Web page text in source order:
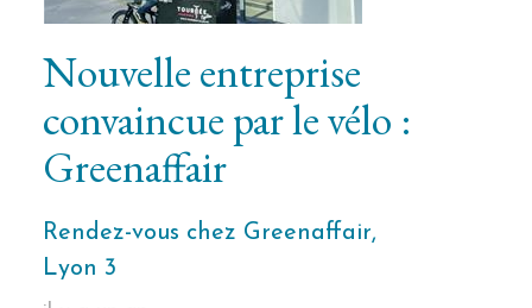
Nouvelle entreprise
convaincue par le vélo :
Greenaffair
Rendez-vous chez Greenaffair,
Lyon 3